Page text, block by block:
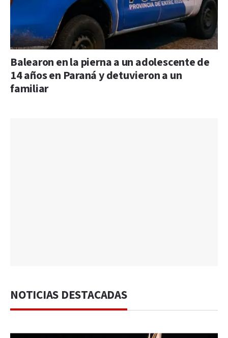
Balearon en la pierna a un adolescente de
14 años en Paraná y detuvieron a un
familiar
NOTICIAS DESTACADAS